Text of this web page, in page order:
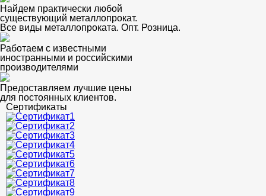
Найдем практически любой
существующий металлопрокат.
Все виды металлопроката. Опт. Розница.
Работаем с известными
иностранными и российскими
производителями
Предоставляем лучшие цены
для постоянных клиентов.
Сертификаты